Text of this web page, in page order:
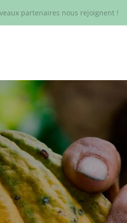
partenaires nous rejoignent !